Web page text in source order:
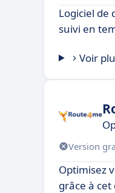
Logiciel de
suivi en
Voir
Version
Optimisez
grâce à